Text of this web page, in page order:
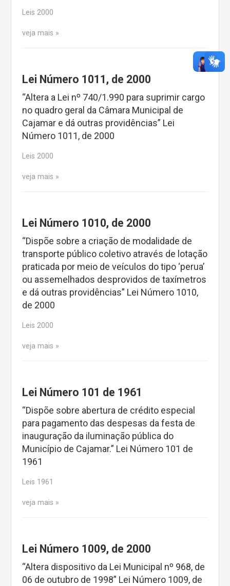
Leis 2000
veja mais
Lei Número 1011, de 2000
“Altera a Lei nº 740/1.990 para suprimir cargo
no quadro geral da Câmara Municipal de
Cajamar e dá outras providências” Lei
Número 1011, de 2000
Leis 2000
veja mais
Lei Número 1010, de 2000
“Dispõe sobre a criação de modalidade de
transporte público coletivo através de lotação
praticada por meio de veículos do tipo ‘perua’
ou assemelhados desprovidos de taxímetros
e dá outras providências” Lei Número 1010,
de 2000
Leis 2000
veja mais
Lei Número 101 de 1961
“Dispõe sobre abertura de crédito especial
para pagamento das despesas da festa de
inauguração da iluminação pública do
Município de Cajamar.” Lei Número 101 de
1961
Leis 1961
veja mais
Lei Número 1009, de 2000
“Altera dispositivo da Lei Municipal nº 968, de
06 de outubro de 1998” Lei Número 1009, de